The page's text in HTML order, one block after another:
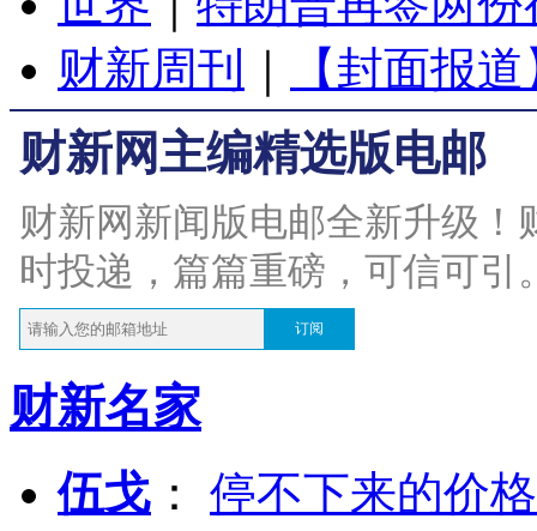
财新周刊
【封面报
财新网主编精选版电邮
财新网新闻版电邮全新升级
时投递，篇篇重磅，可信可引
订阅
财新名家
伍戈 ： 停不下来的价